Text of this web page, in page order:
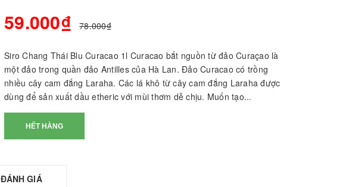
59.000₫ 78.000₫
Siro Chang Thái Blu Curacao 1l Curacao bắt nguồn từ đảo Curaçao là
một đảo trong quần đảo Antilles của Hà Lan. Đảo Curacao có trồng
nhiều cây cam đắng Laraha. Các lá khô từ cây cam đắng Laraha được
dùng để sản xuất dầu etheric với mùi thơm dễ chịu. Muốn tạo...
HẾT HÀNG
ĐÁNH GIÁ